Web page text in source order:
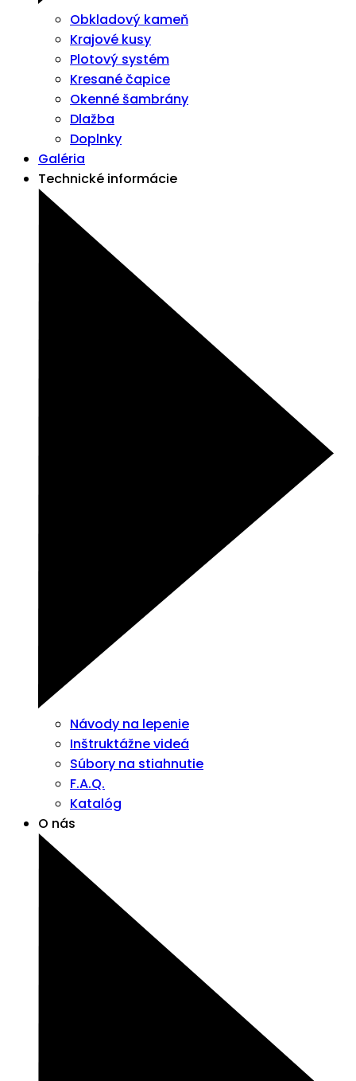
Obkladový kameň
Krajové kusy
Plotový systém
Kresané čapice
Okenné šambrány
Dlažba
Doplnky
Galéria
Technické informácie
Návody na lepenie
Inštruktážne videá
Súbory na stiahnutie
F.A.Q.
Katalóg
O nás